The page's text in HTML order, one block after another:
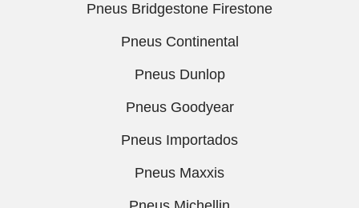
Pneus Bridgestone Firestone
Pneus Continental
Pneus Dunlop
Pneus Goodyear
Pneus Importados
Pneus Maxxis